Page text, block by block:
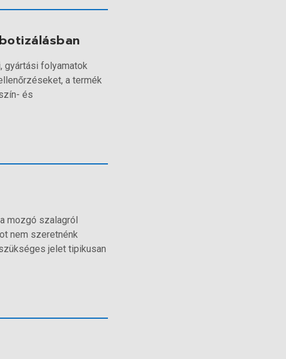
gyártási folyamatok
a termék
és
mozgó szalagról
nem szeretnénk
jelet tipikusan